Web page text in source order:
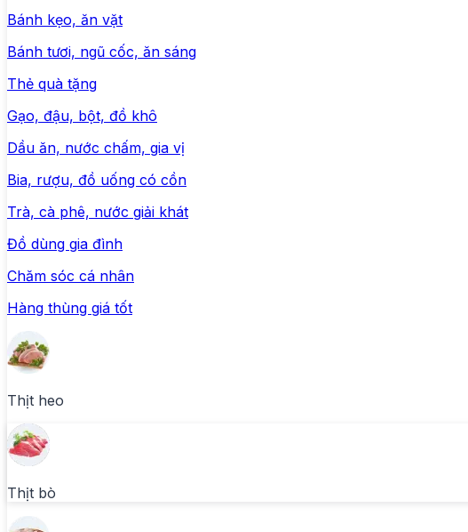
Bánh kẹo, ăn vặt
Bánh tươi, ngũ cốc, ăn sáng
Thẻ quà tặng
Gạo, đậu, bột, đồ khô
Dầu ăn, nước chấm, gia vị
Bia, rượu, đồ uống có cồn
Trà, cà phê, nước giải khát
Đồ dùng gia đình
Chăm sóc cá nhân
Hàng thùng giá tốt
Thịt heo
Thịt bò